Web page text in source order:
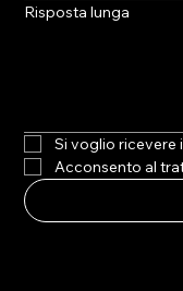
Risposta lunga
Si voglio ricevere
Acconsento al